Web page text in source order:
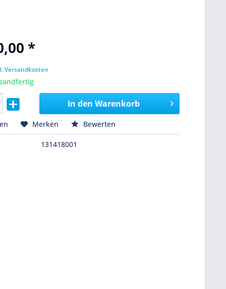
*
Versandkosten
In den Warenkorb
Merken Bewerten
131418001